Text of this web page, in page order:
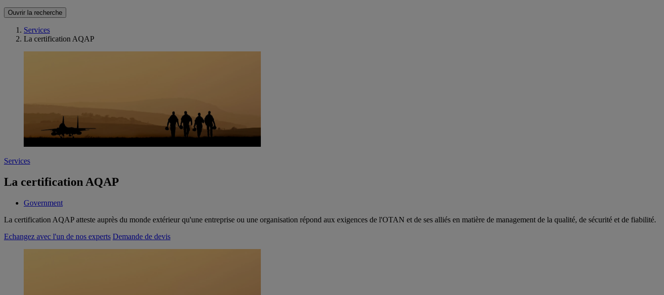
Ouvrir la recherche
Services
La certification AQAP
Services
La certification AQAP
Government
La certification AQAP atteste auprès du monde extérieur qu'une entreprise ou une organisation répond aux exigences de l'OTAN et de ses alliés en matière de management de la qualité, de sécurité et de fiabilité.
Echangez avec l'un de nos experts Demande de devis